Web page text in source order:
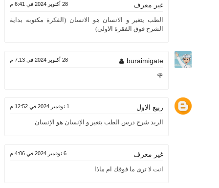
غير معرف 28 أكتوبر 2024 في 6:41 م
الطب يتغير و الانسان هو الانسان (الفكرة مكتوبه بداية
الشرح فوق الفقرة الاولى)
buraimigate 28 أكتوبر 2024 في 7:13 م
🌹
ربيع الاول 1 نوفمبر 2024 في 12:52 م
الريد شرح درس الطب يتغير و الإنسان هو الإنسان
غير معرف 6 نوفمبر 2024 في 4:06 م
انت لا ترى ما فوقك ام ماذا